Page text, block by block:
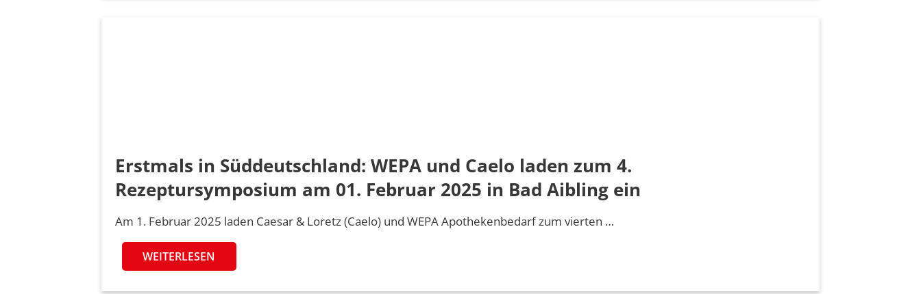
Erstmals in Süddeutschland: WEPA und Caelo laden zum 4.
Rezeptursymposium am 01. Februar 2025 in Bad Aibling ein
Am 1. Februar 2025 laden Caesar & Loretz (Caelo) und WEPA Apothekenbedarf zum vierten …
WEITERLESEN